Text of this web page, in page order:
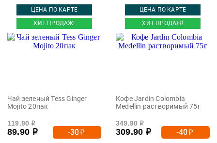
ЦЕНА ПО КАРТЕ
ХИТ ПРОДАЖ!
Чай зеленый Tess Ginger
Mojito 20пак
119.90 р
89.90 р -30р
ЦЕНА ПО КАРТЕ
ХИТ ПРОДАЖ!
Кофе Jardin Colombia
Medellin растворимый 75г
349.90 р
309.90 р -40р